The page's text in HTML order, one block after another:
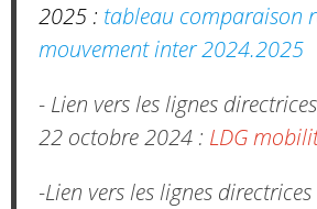
2025 : tableau comparaison
mouvement inter 2024.2025
- Lien vers les lignes
22 octobre 2024 : LDG
-Lien vers les lignes